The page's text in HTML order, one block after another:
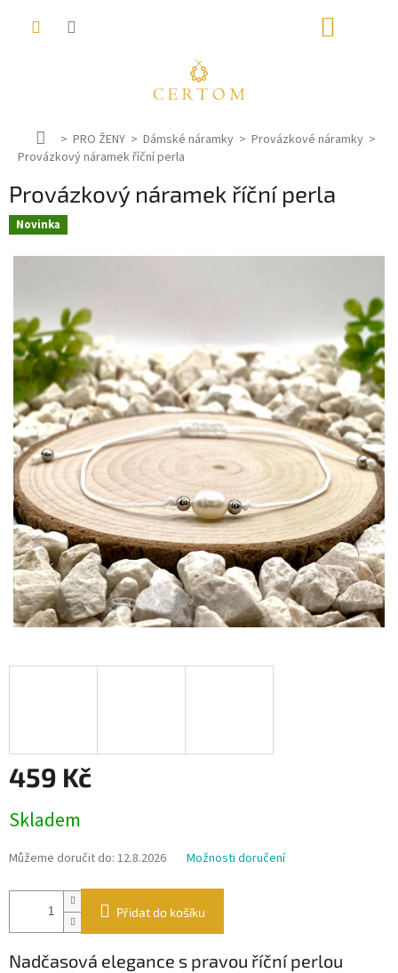
D
o
ů
PRO ŽENY Dámské náramky
Provázkové náramky
Provázkový náramek říční perla
Provázkový náramek říční perla
Novinka
459 Kč
cena:
Skladem
Můžeme doručit do: 12.8.2026 Možnosti doručení
Přidat do košíku
Nadčasová elegance s pravou říční perlou